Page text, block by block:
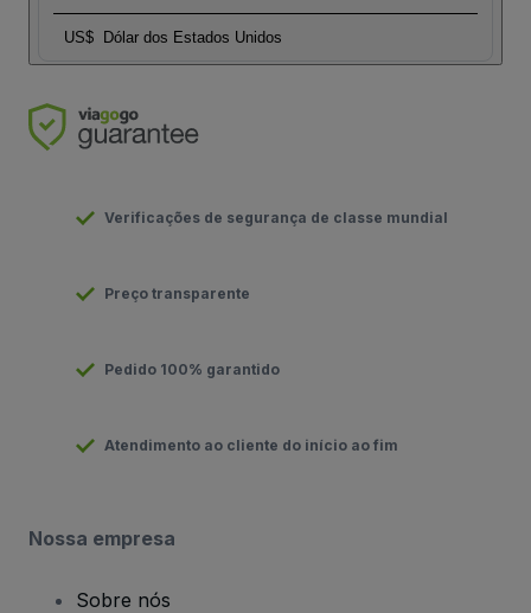
US$ Dólar dos Estados Unidos
Verificações de segurança de classe mundial
Preço transparente
Pedido 100% garantido
Atendimento ao cliente do início ao fim
Nossa empresa
Sobre nós